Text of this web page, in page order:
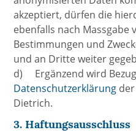
akzeptiert, dürfen die
ebenfalls nach Massgabe
Bestimmungen und
und an Dritte weiter
d) Ergänzend wird
Datenschutzerklärung
Dietrich.
3. Haftungsausschluss